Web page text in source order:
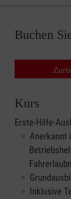
Buchen
Kurs
Erste-Hilfe-
Anerkannt
Inklusive